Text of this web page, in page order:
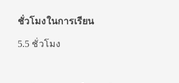
ชั่วโมงในการเรียน
5.5 ชั่วโมง